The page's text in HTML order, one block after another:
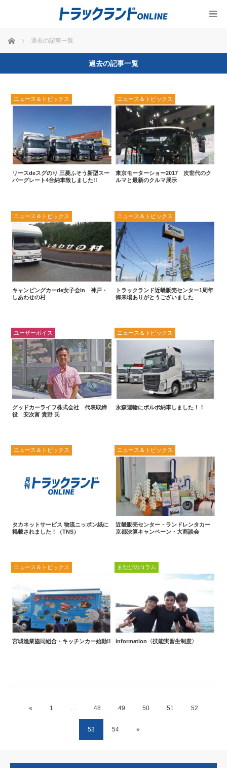
ホーム 過去の記事一覧
過去の記事一覧
ニュース＆トピックス
リースdeスグのり 三菱ふそう新型スー
パーグレート4台納車致しました!!
ニュース＆トピックス
東京モーターショー2017 次世代のク
ルマと最新のクルマ展示
ニュース＆トピックス
キャンピングカーde女子会in 神戸・
しあわせの村
ニュース＆トピックス
トラックランド近畿販売センター1周年
御来場ありがとうございました
ユーザーボイス
グッドカーライフ株式会社 代表取締
役 安次富 貴野 氏
ニュース＆トピックス
永森運輸にボルボ納車しました！！
ニュース＆トピックス
タカネットサービス 物流ニッポン紙に
掲載されました！（TNS）
ニュース＆トピックス
近畿販売センター・ランドレンタカー
京都決算キャンペーン・大商談会
ニュース＆トピックス
宮城漁業協同組合・キッチンカー始動!!
まなびのコラム
information〈技能実習生制度〉
« 1 … 48 49 50 51 52
53 54 »